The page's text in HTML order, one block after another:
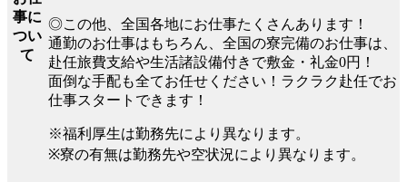
事に
つい
て
◎この他、全国各地にお仕事たくさんあります！
通勤のお仕事はもちろん、全国の寮完備のお仕事は、
赴任旅費支給や生活諸設備付きで敷金・礼金0円！
面倒な手配も全てお任せください！ラクラク赴任でお
仕事スタートできます！
※福利厚生は勤務先により異なります。
※寮の有無は勤務先や空状況により異なります。